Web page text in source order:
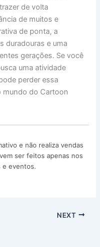
de volta
de muitos e
de ponta, a
duradouras e uma
gerações. Se você
uma atividade
perder essa
mundo do Cartoon
e não realiza vendas
ser feitos apenas nos
e eventos.
NEXT